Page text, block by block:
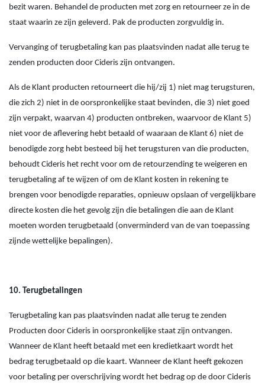
bezit waren. Behandel de producten met zorg en retourneer ze in de
staat waarin ze zijn geleverd. Pak de producten zorgvuldig in.
Vervanging of terugbetaling kan pas plaatsvinden nadat alle terug te
zenden producten door Cideris zijn ontvangen.
Als de Klant producten retourneert die hij/zij 1) niet mag terugsturen,
die zich 2) niet in de oorspronkelijke staat bevinden, die 3) niet goed
zijn verpakt, waarvan 4) producten ontbreken, waarvoor de Klant 5)
niet voor de aflevering hebt betaald of waaraan de Klant 6) niet de
benodigde zorg hebt besteed bij het terugsturen van die producten,
behoudt Cideris het recht voor om de retourzending te weigeren en
terugbetaling af te wijzen of om de Klant kosten in rekening te
brengen voor benodigde reparaties, opnieuw opslaan of vergelijkbare
directe kosten die het gevolg zijn die betalingen die aan de Klant
moeten worden terugbetaald (onverminderd van de van toepassing
zijnde wettelijke bepalingen).
10. Terugbetalingen
Terugbetaling kan pas plaatsvinden nadat alle terug te zenden
Producten door Cideris in oorspronkelijke staat zijn ontvangen.
Wanneer de Klant heeft betaald met een kredietkaart wordt het
bedrag terugbetaald op die kaart. Wanneer de Klant heeft gekozen
voor betaling per overschrijving wordt het bedrag op de door Cideris